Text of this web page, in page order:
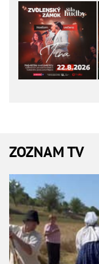
ZOZNAM TV